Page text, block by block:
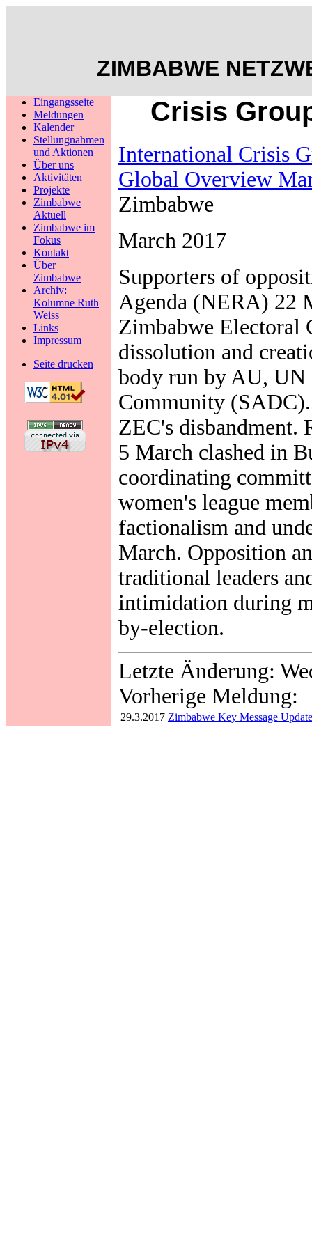
ZIMBABWE
Eingangsseite
Meldungen
Kalender
Stellungnahmen
und Aktionen
Über uns
Aktivitäten
Projekte
Zimbabwe
Aktuell
Zimbabwe im
Fokus
Kontakt
Über
Zimbabwe
Archiv:
Kolumne Ruth
Weiss
Links
Impressum
Seite drucken
Crisis
International Crisis
Global Overview
Zimbabwe
March 2017
Supporters of
Agenda (NERA) 22
Zimbabwe Electoral
dissolution and
body run by AU, UN
Community
ZEC's
5 March clashed in
coordinating
women's league
factionalism and
March. Opposition
traditional leaders
intimidation during
by-election.
Letzte Änderung:
Vorherige Meldung:
29.3.2017 Zimbabwe Key Message